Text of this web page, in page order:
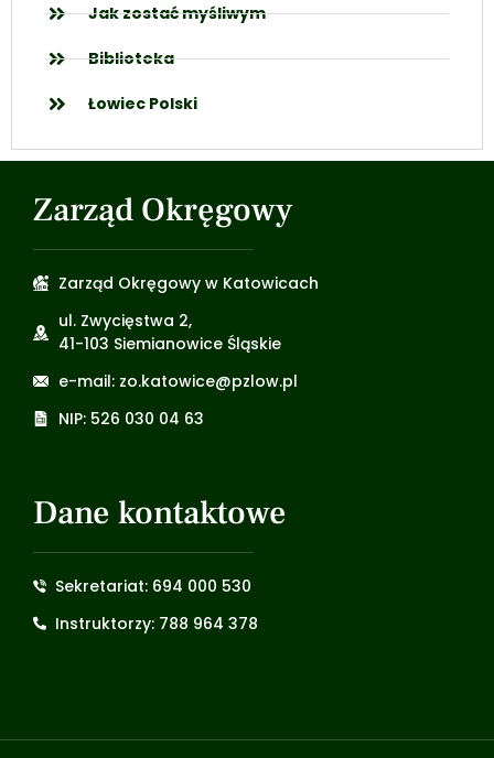
Jak zostać myśliwym
Biblioteka
Łowiec Polski
Zarząd Okręgowy
Zarząd Okręgowy w Katowicach
ul. Zwycięstwa 2,
41-103 Siemianowice Śląskie
e-mail: zo.katowice@pzlow.pl
NIP: 526 030 04 63
Dane kontaktowe
Sekretariat: 694 000 530
Instruktorzy: 788 964 378